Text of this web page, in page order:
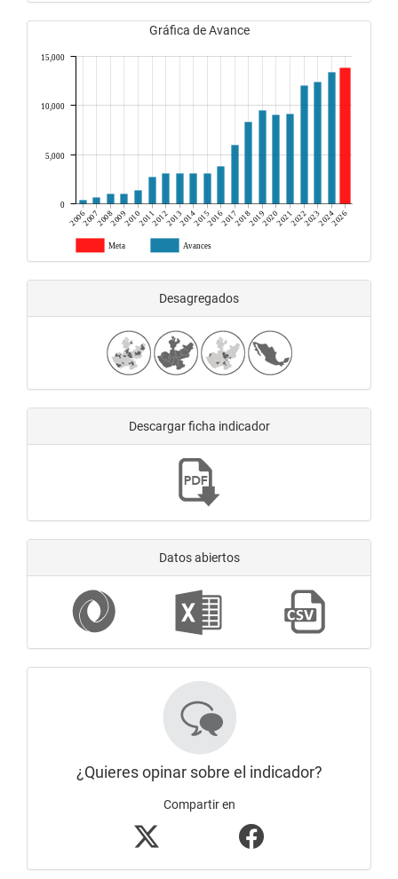
Gráfica de Avance
20062007200820092010201120122013201420152016201720182019202020212022202320242026
0
5,000
10,000
15,000
Meta Avances
Desagregados
Descargar ficha indicador
Datos abiertos
¿Quieres opinar sobre el indicador?
Compartir en